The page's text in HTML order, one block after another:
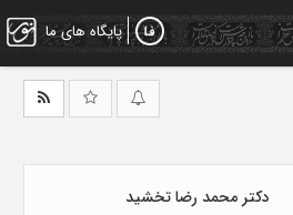
پایگاه های ما
دکتر محمد رضا تخشید